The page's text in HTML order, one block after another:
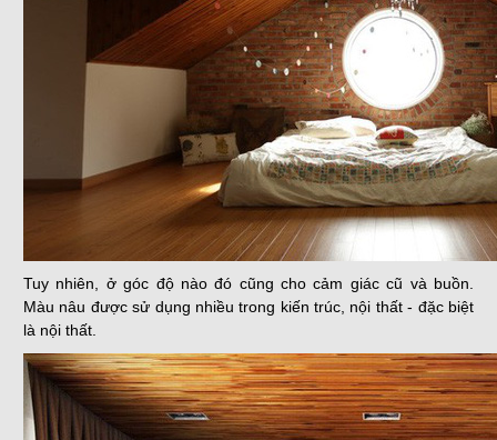
Tuy nhiên, ở góc độ nào đó cũng cho cảm giác cũ và buồn.
Màu nâu được sử dụng nhiều trong kiến trúc, nội thất - đặc biệt
là nội thất.